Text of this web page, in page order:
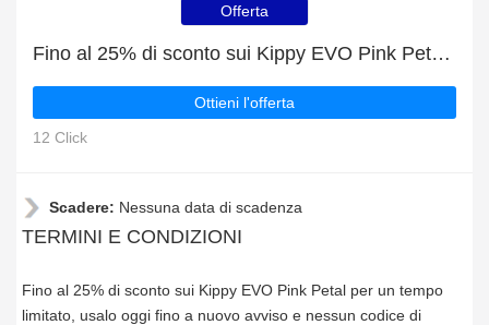
Offerta
Fino al 25% di sconto sui Kippy EVO Pink Petal per un tempo limitato
Ottieni l'offerta
12 Click
Scadere: Nessuna data di scadenza
TERMINI E CONDIZIONI
Fino al 25% di sconto sui Kippy EVO Pink Petal per un tempo
limitato, usalo oggi fino a nuovo avviso e nessun codice di